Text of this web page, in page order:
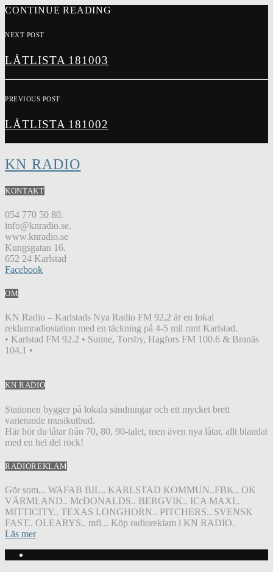
CONTINUE READING
NEXT POST
LÅTLISTA 181003
PREVIOUS POST
LÅTLISTA 181002
KN RADIO
KONTAKT
054 770 50 80.
info@knradio.se.
www.knradio.se
Kungsgatan 16.
652 24 Karlstad
Facebook
OM
KN Radio – Karlstads Nya Radio FM 92,2 är en lokal
reklamradiostation med en täckning på 4-5 mil runt Karlstad.
• Karlstad FM 92.2 • Sunne, Torsby, Hagfors FM 100.6 & Branäs
104.1 •
KN RADIO
Stationen bygger på lokala sändningar och ett mycket brett
varierande musikutbud.
Här hör du låtar från 70, 80, 90-talet, men även nya låtar, allt blandat
med en hel del rock!
RADIOREKLAM
Gör som... WAFAB BIL.. KARLSTAD KOMMUN..FBK.. OK
VÄRMLAND.. McDONALDS.. BERGVIK.. ICA MAXI..
MITTICITY.. TEXAS LONGHORN.. PITCHERS.. SVENSK
FAST.. OLEARYS.. mfl... Köp radioreklam i KN RADIO.
Läs mer